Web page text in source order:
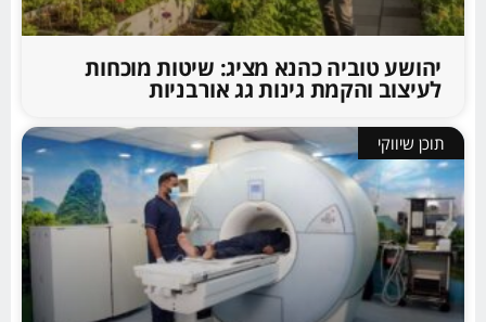
יהושע טוביה כהנא מציג: שיטות מוכחות
לעיצוב והקמת גינות גג אורבניות
תוכן שיווקי